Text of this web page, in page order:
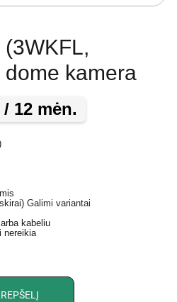
kamera
/ 12 mėn.
Galimi variantai
kabeliu
nereikia